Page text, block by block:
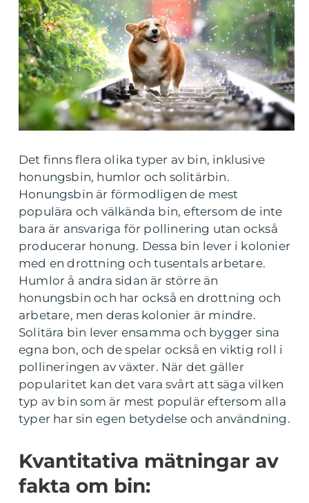
Det finns flera olika typer av bin, inklusive
honungsbin, humlor och solitärbin.
Honungsbin är förmodligen de mest
populära och välkända bin, eftersom de inte
bara är ansvariga för pollinering utan också
producerar honung. Dessa bin lever i kolonier
med en drottning och tusentals arbetare.
Humlor å andra sidan är större än
honungsbin och har också en drottning och
arbetare, men deras kolonier är mindre.
Solitära bin lever ensamma och bygger sina
egna bon, och de spelar också en viktig roll i
pollineringen av växter. När det gäller
popularitet kan det vara svårt att säga vilken
typ av bin som är mest populär eftersom alla
typer har sin egen betydelse och användning.
Kvantitativa mätningar av
fakta om bin: